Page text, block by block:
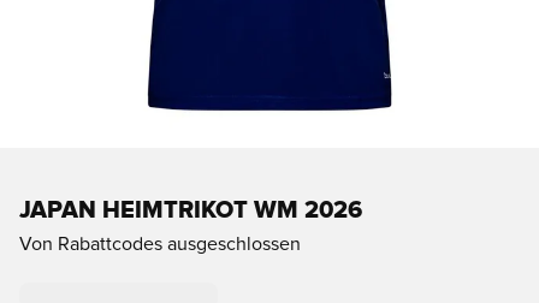
JAPAN HEIMTRIKOT WM 2026
Von Rabattcodes ausgeschlossen